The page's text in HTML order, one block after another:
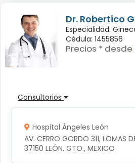
Dr. Robertico
Especialidad:
Cédula: 1455856
Precios * desde
Consultorios
Hospital Ángeles León
AV. CERRO GORDO 311, LOMAS
37150 LEÓN, GTO., MEXICO